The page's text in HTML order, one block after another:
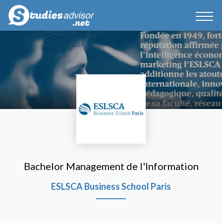
Bachelor Management de l'Information
ESLSCA Business School Paris